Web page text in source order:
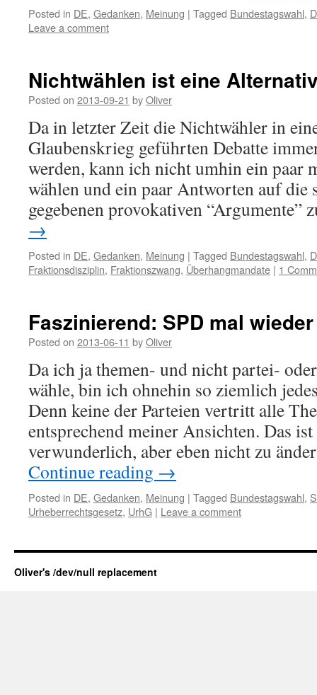
Posted in DE, Gedanken, Meinung | Tagged Bundestagswahl,
Leave a comment
Nichtwählen ist eine
Posted on 2013-09-21 byOliver
Da in letzter Zeit die Nichtwähler in
Glaubenskrieg geführten Debatte
werden, kann ich nicht umhin ein paar
wählen und ein paar Antworten auf die
gegebenen provokativen
→
Posted in DE, Gedanken, Meinung | Tagged Bundestagswahl,
Fraktionsdisziplin, Fraktionszwang, Überhangmandate | 1
Faszinierend: SPD mal
Posted on 2013-06-11 byOliver
Da ich ja themen- und nicht partei-
wähle, bin ich ohnehin so ziemlich
Denn keine der Parteien vertritt alle
entsprechend meiner Ansichten. Das
verwunderlich, aber eben nicht zu
Continue reading →
Posted in DE, Gedanken, Meinung | Tagged Bundestagswahl,
Urheberrechtsgesetz, UrhG | Leave a comment
Oliver's /dev/null replacement